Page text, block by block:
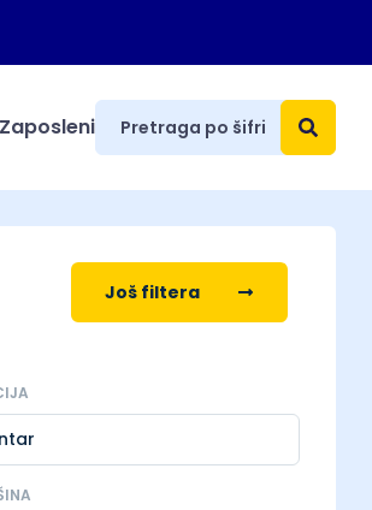
Zaposleni
Još filtera